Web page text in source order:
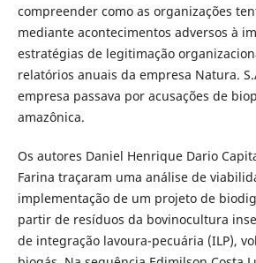
compreender como as organizações
mediante acontecimentos adversos à
estratégias de legitimação
relatórios anuais da empresa Natura.
empresa passava por acusações de
amazônica.
Os autores Daniel Henrique Dario
Farina traçaram uma análise de
implementação de um projeto de
partir de resíduos da bovinocultura
de integração lavoura-pecuária (ILP),